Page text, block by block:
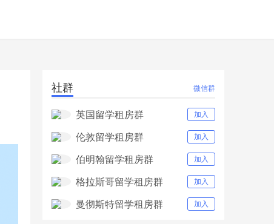
社群 微信群
英国留学租房群 加入
伦敦留学租房群 加入
伯明翰留学租房群 加入
格拉斯哥留学租房群 加入
曼彻斯特留学租房群 加入